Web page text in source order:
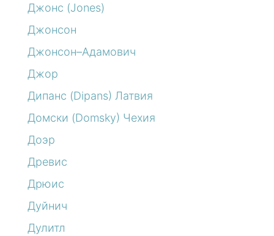
Джонс (Jones)
Джонсон
Джонсон–Адамович
Джор
Дипанс (Dipans) Латвия
Домски (Domsky) Чехия
Доэр
Древис
Дрюис
Дуйнич
Дулитл